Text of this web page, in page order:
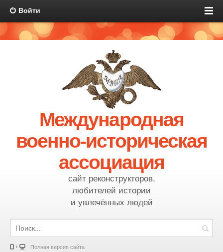
Войти
Международная
военно-историческая
ассоциация
сайт реконструкторов,
любителей истории
и увлечённых людей
Полная версия сайта